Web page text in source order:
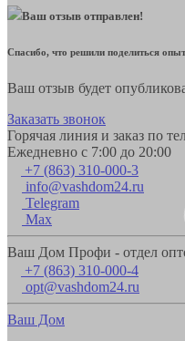
Ваш отзыв отправлен!
Спасибо, что решили поделиться
Ваш отзыв будет
Заказать звонок
Горячая линия и заказ по
Ежедневно с 7:00 до 20:00
+7 (863) 310-000-3
info@vashdom24.ru
Telegram
Max
Ваш Дом Профи - отдел
+7 (863) 310-000-4
opt@vashdom24.ru
Ваш Дом